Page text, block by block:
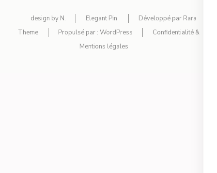
design by N. Elegant Pin Développé par Rara
Theme
Propulsé par : WordPress
Confidentialité &
Mentions légales